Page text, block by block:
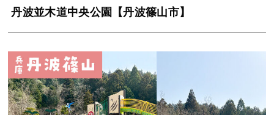
丹波並木道中央公園【丹波篠山市】